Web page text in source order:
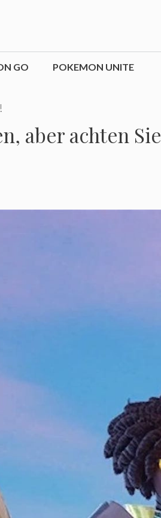
GO POKEMON UNITE
aber achten Sie